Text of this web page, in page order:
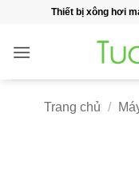
nội
Thiết bị xông hơi
Trang chủ /